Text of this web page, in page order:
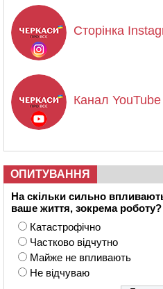
Сторінка
Канал YouTube
ОПИТУВАННЯ
На скільки сильно
ваше життя, зокрема роботу?
Катастрофічно
Частково відчутно
Майже не впливають
Не відчуваю